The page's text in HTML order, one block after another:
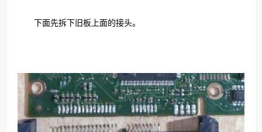
下面先拆下旧板上面的接头。